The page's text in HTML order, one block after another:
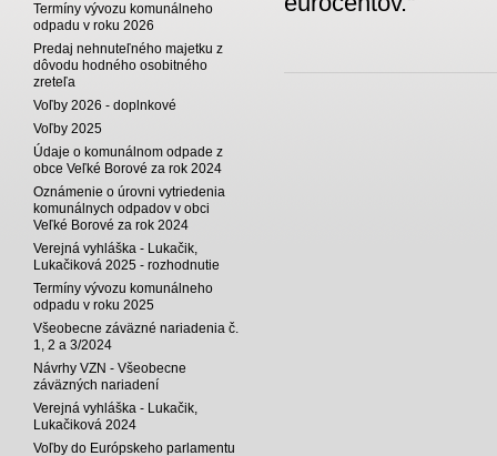
Termíny vývozu komunálneho
odpadu v roku 2026
Predaj nehnuteľného majetku z
dôvodu hodného osobitného
zreteľa
Voľby 2026 - doplnkové
Voľby 2025
Údaje o komunálnom odpade z
obce Veľké Borové za rok 2024
Oznámenie o úrovni vytriedenia
komunálnych odpadov v obci
Veľké Borové za rok 2024
Verejná vyhláška - Lukačik,
Lukačiková 2025 - rozhodnutie
Termíny vývozu komunálneho
odpadu v roku 2025
Všeobecne záväzné nariadenia č.
1, 2 a 3/2024
Návrhy VZN - Všeobecne
záväzných nariadení
Verejná vyhláška - Lukačik,
Lukačiková 2024
Voľby do Európskeho parlamentu